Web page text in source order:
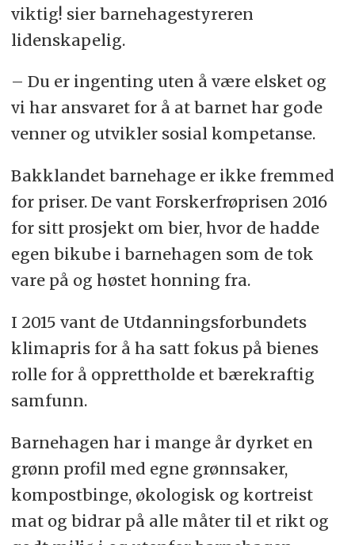
viktig! sier barnehagestyreren
lidenskapelig.
– Du er ingenting uten å være elsket og
vi har ansvaret for å at barnet har gode
venner og utvikler sosial kompetanse.
Bakklandet barnehage er ikke fremmed
for priser. De vant Forskerfrøprisen 2016
for sitt prosjekt om bier, hvor de hadde
egen bikube i barnehagen som de tok
vare på og høstet honning fra.
I 2015 vant de Utdanningsforbundets
klimapris for å ha satt fokus på bienes
rolle for å opprettholde et bærekraftig
samfunn.
Barnehagen har i mange år dyrket en
grønn profil med egne grønnsaker,
kompostbinge, økologisk og kortreist
mat og bidrar på alle måter til et rikt og